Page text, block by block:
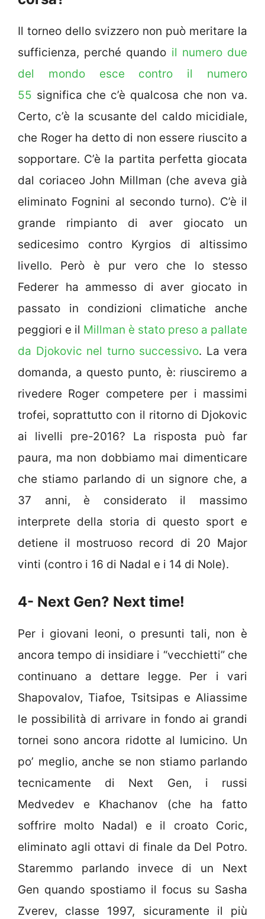
Il torneo dello svizzero non può meritare la
sufficienza, perché quando il numero due
del mondo esce contro il numero
55 significa che c’è qualcosa che non va.
Certo, c’è la scusante del caldo micidiale,
che Roger ha detto di non essere riuscito a
sopportare. C’è la partita perfetta giocata
dal coriaceo John Millman (che aveva già
eliminato Fognini al secondo turno). C’è il
grande rimpianto di aver giocato un
sedicesimo contro Kyrgios di altissimo
livello. Però è pur vero che lo stesso
Federer ha ammesso di aver giocato in
passato in condizioni climatiche anche
peggiori e il Millman è stato preso a pallate
da Djokovic nel turno successivo. La vera
domanda, a questo punto, è: riusciremo a
rivedere Roger competere per i massimi
trofei, soprattutto con il ritorno di Djokovic
ai livelli pre-2016? La risposta può far
paura, ma non dobbiamo mai dimenticare
che stiamo parlando di un signore che, a
37 anni, è considerato il massimo
interprete della storia di questo sport e
detiene il mostruoso record di 20 Major
vinti (contro i 16 di Nadal e i 14 di Nole).
4- Next Gen? Next time!
Per i giovani leoni, o presunti tali, non è
ancora tempo di insidiare i “vecchietti” che
continuano a dettare legge. Per i vari
Shapovalov, Tiafoe, Tsitsipas e Aliassime
le possibilità di arrivare in fondo ai grandi
tornei sono ancora ridotte al lumicino. Un
po’ meglio, anche se non stiamo parlando
tecnicamente di Next Gen, i russi
Medvedev e Khachanov (che ha fatto
soffrire molto Nadal) e il croato Coric,
eliminato agli ottavi di finale da Del Potro.
Staremmo parlando invece di un Next
Gen quando spostiamo il focus su Sasha
Zverev, classe 1997, sicuramente il più